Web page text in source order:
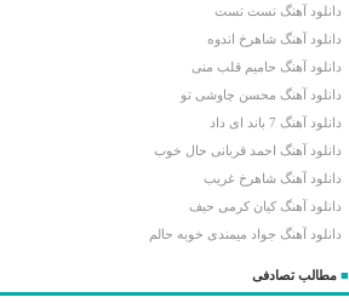
دانلود آهنگ تست تست
دانلود آهنگ شاهرخ اندوه
دانلود آهنگ حامیم قلب منی
دانلود آهنگ محسن چاوشی تو
دانلود آهنگ 7 باند ای داد
دانلود آهنگ احمد قربانی حال خوب
دانلود آهنگ شاهرخ غریب
دانلود آهنگ کیان کرمی حیف
دانلود آهنگ جواد میمندی خوبه حالم
■ مطالب تصادفی